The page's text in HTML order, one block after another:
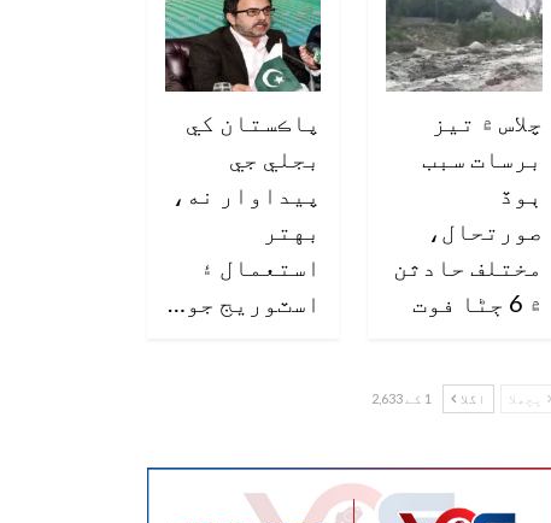
چلاس ۾ تيز
برسات سبب
ٻوڏ
صورتحال،
مختلف حادثن
۾ 6 ڄڻا فوت
پاڪستان کي
بجلي جي
پيداوار نه،
بهتر
استعمال ۽
اسٽوريج جو…
پچھلا اگلا 1 کے 2,633